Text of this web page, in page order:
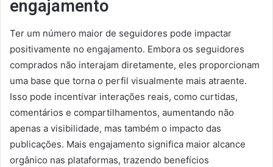
engajamento
Ter um número maior de seguidores pode impactar
positivamente no engajamento. Embora os seguidores
comprados não interajam diretamente, eles proporcionam
uma base que torna o perfil visualmente mais atraente.
Isso pode incentivar interações reais, como curtidas,
comentários e compartilhamentos, aumentando não
apenas a visibilidade, mas também o impacto das
publicações. Mais engajamento significa maior alcance
orgânico nas plataformas, trazendo benefícios